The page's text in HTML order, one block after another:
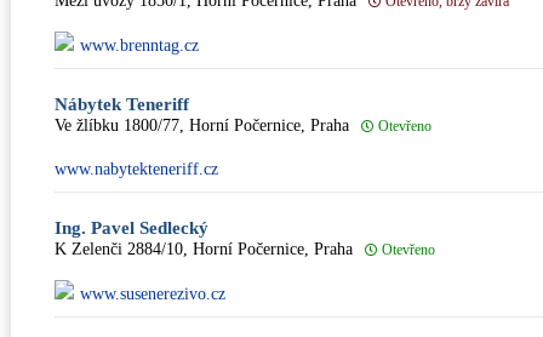
www.brenntag.cz
Nábytek Teneriff
Ve žlíbku 1800/77, Horní Počernice, Praha Otevřeno
www.nabytekteneriff.cz
Ing. Pavel Sedlecký
K Zelenči 2884/10, Horní Počernice, Praha Otevřeno
www.susenerezivo.cz